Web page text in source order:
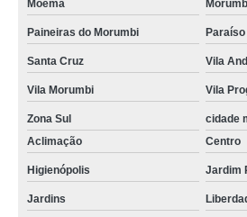
Moema
Paineiras do Morumbi
Santa Cruz Vila
Vila Morumbi Vila
Zona Sul
cidade
Aclimação
Centro
Higienópolis Jardim
Jardins